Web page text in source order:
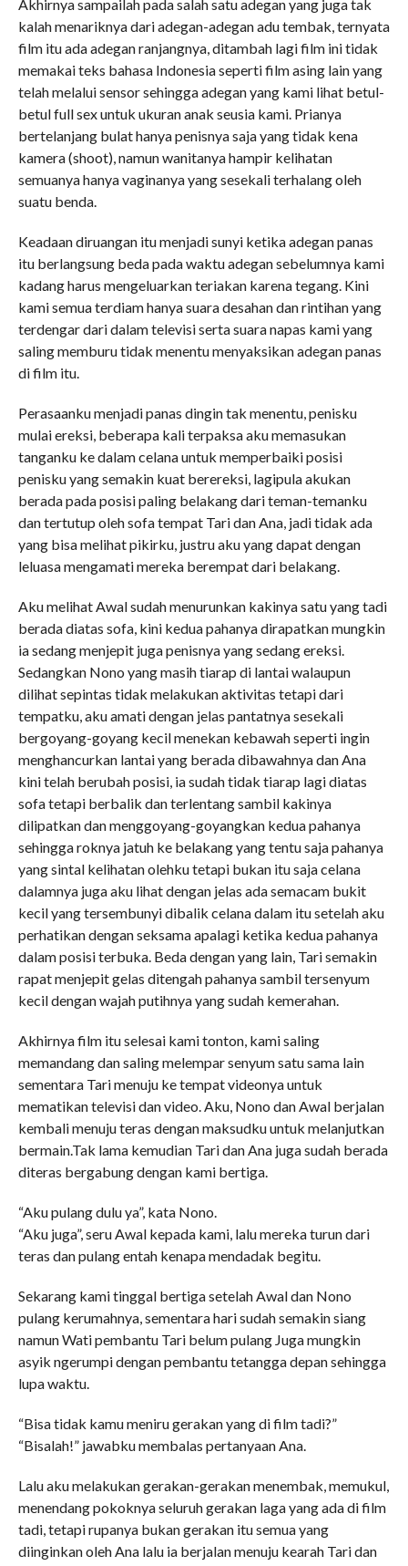
Akhirnya sampailah pada salah satu adegan yang juga tak
kalah menariknya dari adegan-adegan adu tembak, ternyata
film itu ada adegan ranjangnya, ditambah lagi film ini tidak
memakai teks bahasa Indonesia seperti film asing lain yang
telah melalui sensor sehingga adegan yang kami lihat betul-
betul full sex untuk ukuran anak seusia kami. Prianya
bertelanjang bulat hanya penisnya saja yang tidak kena
kamera (shoot), namun wanitanya hampir kelihatan
semuanya hanya vaginanya yang sesekali terhalang oleh
suatu benda.
Keadaan diruangan itu menjadi sunyi ketika adegan panas
itu berlangsung beda pada waktu adegan sebelumnya kami
kadang harus mengeluarkan teriakan karena tegang. Kini
kami semua terdiam hanya suara desahan dan rintihan yang
terdengar dari dalam televisi serta suara napas kami yang
saling memburu tidak menentu menyaksikan adegan panas
di film itu.
Perasaanku menjadi panas dingin tak menentu, penisku
mulai ereksi, beberapa kali terpaksa aku memasukan
tanganku ke dalam celana untuk memperbaiki posisi
penisku yang semakin kuat berereksi, lagipula akukan
berada pada posisi paling belakang dari teman-temanku
dan tertutup oleh sofa tempat Tari dan Ana, jadi tidak ada
yang bisa melihat pikirku, justru aku yang dapat dengan
leluasa mengamati mereka berempat dari belakang.
Aku melihat Awal sudah menurunkan kakinya satu yang tadi
berada diatas sofa, kini kedua pahanya dirapatkan mungkin
ia sedang menjepit juga penisnya yang sedang ereksi.
Sedangkan Nono yang masih tiarap di lantai walaupun
dilihat sepintas tidak melakukan aktivitas tetapi dari
tempatku, aku amati dengan jelas pantatnya sesekali
bergoyang-goyang kecil menekan kebawah seperti ingin
menghancurkan lantai yang berada dibawahnya dan Ana
kini telah berubah posisi, ia sudah tidak tiarap lagi diatas
sofa tetapi berbalik dan terlentang sambil kakinya
dilipatkan dan menggoyang-goyangkan kedua pahanya
sehingga roknya jatuh ke belakang yang tentu saja pahanya
yang sintal kelihatan olehku tetapi bukan itu saja celana
dalamnya juga aku lihat dengan jelas ada semacam bukit
kecil yang tersembunyi dibalik celana dalam itu setelah aku
perhatikan dengan seksama apalagi ketika kedua pahanya
dalam posisi terbuka. Beda dengan yang lain, Tari semakin
rapat menjepit gelas ditengah pahanya sambil tersenyum
kecil dengan wajah putihnya yang sudah kemerahan.
Akhirnya film itu selesai kami tonton, kami saling
memandang dan saling melempar senyum satu sama lain
sementara Tari menuju ke tempat videonya untuk
mematikan televisi dan video. Aku, Nono dan Awal berjalan
kembali menuju teras dengan maksudku untuk melanjutkan
bermain.Tak lama kemudian Tari dan Ana juga sudah berada
diteras bergabung dengan kami bertiga.
“Aku pulang dulu ya”, kata Nono.
“Aku juga”, seru Awal kepada kami, lalu mereka turun dari
teras dan pulang entah kenapa mendadak begitu.
Sekarang kami tinggal bertiga setelah Awal dan Nono
pulang kerumahnya, sementara hari sudah semakin siang
namun Wati pembantu Tari belum pulang Juga mungkin
asyik ngerumpi dengan pembantu tetangga depan sehingga
lupa waktu.
“Bisa tidak kamu meniru gerakan yang di film tadi?”
“Bisalah!” jawabku membalas pertanyaan Ana.
Lalu aku melakukan gerakan-gerakan menembak, memukul,
menendang pokoknya seluruh gerakan laga yang ada di film
tadi, tetapi rupanya bukan gerakan itu semua yang
diinginkan oleh Ana lalu ia berjalan menuju kearah Tari dan